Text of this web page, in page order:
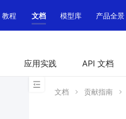
教程 文档 模型库 产品全景
应用实践 API 文档
文档 贡献指南